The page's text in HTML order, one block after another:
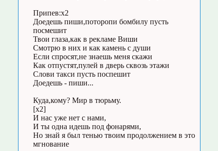
Припев:х2
Доедешь пиши,поторопи бомбилу пусть
посмешит
Твои глаза,как в рекламе Виши
Смотрю в них и как камень с души
Если спросят,не знаешь меня скажи
Как отпустят,пулей в дверь сквозь этажи
Слови такси пусть поспешит
Доедешь - пиши...
Куда,кому? Мир в тюрьму.
[х2]
И нас уже нет с нами,
И ты одна идешь под фонарями,
Но знай я был тенью твоим продолжением в это
мгнование